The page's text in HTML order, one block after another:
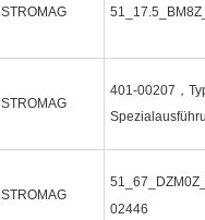
STROMAG
STROMAG
401-00207，
STROMAG
02446